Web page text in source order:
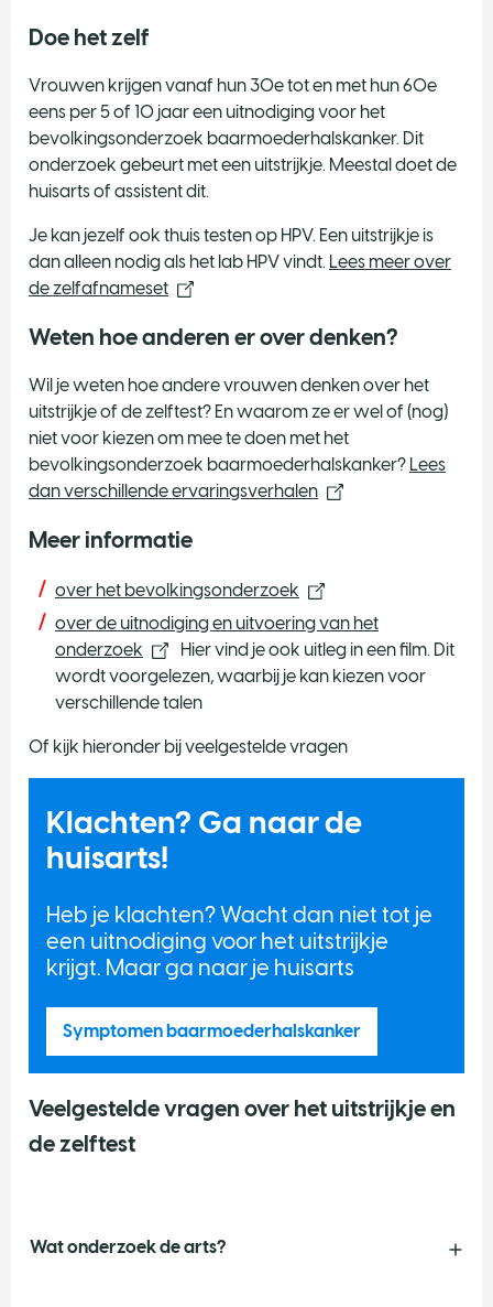
Doe het zelf
Vrouwen krijgen vanaf hun 30e tot en met hun 60e
eens per 5 of 10 jaar een uitnodiging voor het
bevolkingsonderzoek baarmoederhalskanker. Dit
onderzoek gebeurt met een uitstrijkje. Meestal doet de
huisarts of assistent dit.
Je kan jezelf ook thuis testen op HPV. Een uitstrijkje is
dan alleen nodig als het lab HPV vindt. Lees meer over
de zelfafnameset
Weten hoe anderen er over denken?
Wil je weten hoe andere vrouwen denken over het
uitstrijkje of de zelftest? En waarom ze er wel of (nog)
niet voor kiezen om mee te doen met het
bevolkingsonderzoek baarmoederhalskanker? Lees
dan verschillende ervaringsverhalen
Meer informatie
over het bevolkingsonderzoek
over de uitnodiging en uitvoering van het
onderzoek
Hier vind je ook uitleg in een film. Dit
wordt voorgelezen, waarbij je kan kiezen voor
verschillende talen
Of kijk hieronder bij veelgestelde vragen
Klachten? Ga naar de
huisarts!
Heb je klachten? Wacht dan niet tot je
een uitnodiging voor het uitstrijkje
krijgt. Maar ga naar je huisarts
Symptomen baarmoederhalskanker
Veelgestelde vragen over het uitstrijkje en
de zelftest
Wat onderzoek de arts?